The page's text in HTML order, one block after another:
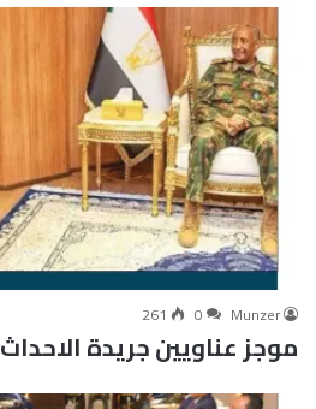
Munzer
0
261
موجز عناويين جريدة الاحداث 31 يوليو 2026